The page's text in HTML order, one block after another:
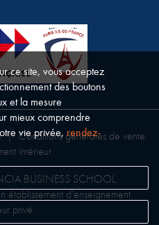
BUSINESS SCHOOL.
établissement d’enseignement
privé.
| Conditions générales de vente
intérieur
ce site, vous acceptez
des boutons
et la mesure
mieux comprendre
vie privée,rendez-